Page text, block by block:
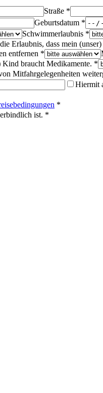
Straße *
Geburtsdatum *
Schwimmerlaubnis *
Erlaubnis, dass mein
entfernen *
Kind braucht Medikamente. *
Mitfahrgelegenheiten
Hiermit
*
ist. *